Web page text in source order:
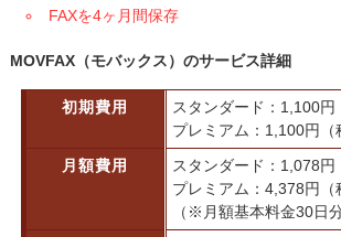
FAXを4ヶ月間保存
MOVFAX（モバックス）のサービス詳細
初期費用
スタンダード：1,100円
プレミアム：1,100円（
月額費用
スタンダード：1,078円
プレミアム：4,378円（
（※月額基本料金30日